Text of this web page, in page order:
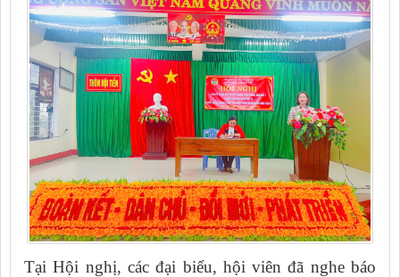
Tại Hội nghị, các đại biểu, hội viên đã nghe báo